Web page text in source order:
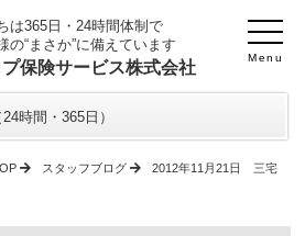
Menu
は365日・24時間体制で
の“まさか”に備えています
プ保険サービス株式会社
24時間・365日）
スタッフブログ 2012年11月21日 三宅久之